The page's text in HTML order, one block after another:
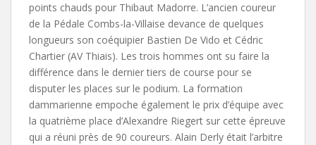
points chauds pour Thibaut Madorre. L’ancien coureur
de la Pédale Combs-la-Villaise devance de quelques
longueurs son coéquipier Bastien De Vido et Cédric
Chartier (AV Thiais). Les trois hommes ont su faire la
différence dans le dernier tiers de course pour se
disputer les places sur le podium. La formation
dammarienne empoche également le prix d’équipe avec
la quatrième place d’Alexandre Riegert sur cette épreuve
qui a réuni près de 90 coureurs. Alain Derly était l’arbitre